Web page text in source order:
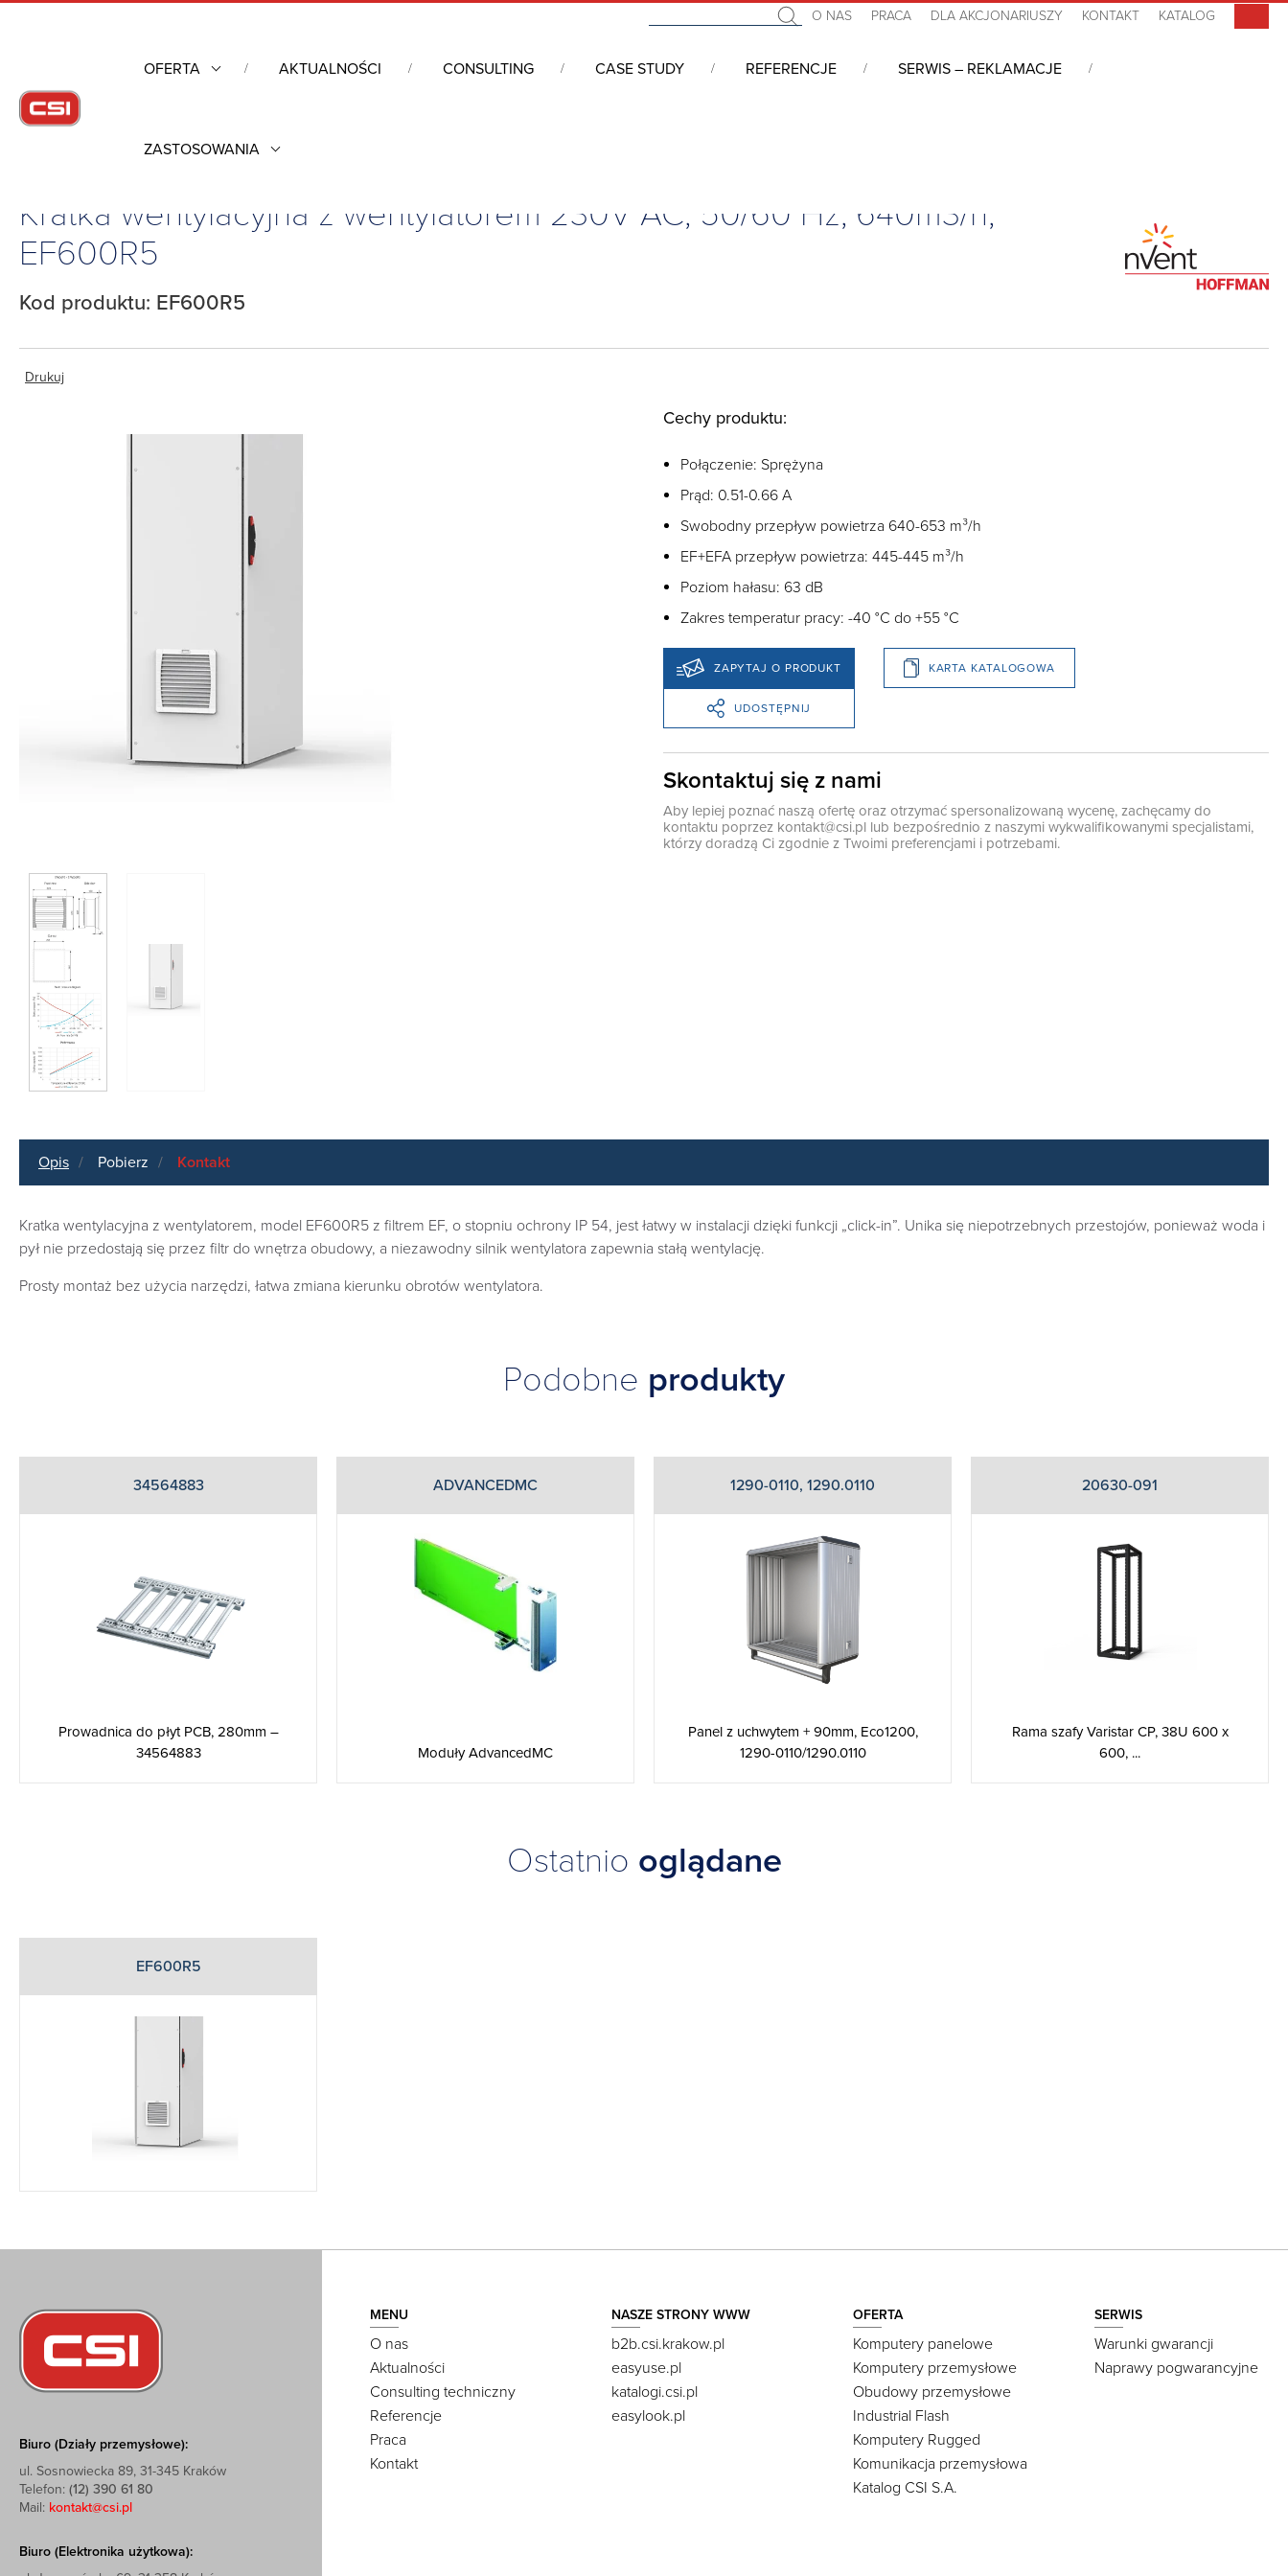
O NAS PRACA DLA AKCJONARIUSZY KONTAKT KATALOG
OFERTA AKTUALNOŚCI CONSULTING CASE STUDY REFERENCJE SERWIS – REKLAMACJE
ZASTOSOWANIA
Obudowy przemysłowe
Kratka wentylacyjna z wentylatorem 230V AC, 50/60 Hz, 640m3/h,
EF600R5
Kod produktu: EF600R5
Drukuj
Cechy produktu:
Połączenie: Sprężyna
Prąd: 0.51-0.66 A
Swobodny przepływ powietrza 640-653 m³/h
EF+EFA przepływ powietrza: 445-445 m³/h
Poziom hałasu: 63 dB
Zakres temperatur pracy: -40 °C do +55 °C
ZAPYTAJ O PRODUKT KARTA KATALOGOWA
UDOSTĘPNIJ
Skontaktuj się z nami
Aby lepiej poznać naszą ofertę oraz otrzymać spersonalizowaną wycenę, zachęcamy do
kontaktu poprzez kontakt@csi.pl lub bezpośrednio z naszymi wykwalifikowanymi specjalistami,
którzy doradzą Ci zgodnie z Twoimi preferencjami i potrzebami.
Opis Pobierz Kontakt
Kratka wentylacyjna z wentylatorem, model EF600R5 z filtrem EF, o stopniu ochrony IP 54, jest łatwy w instalacji dzięki funkcji „click-in”. Unika się niepotrzebnych przestojów, ponieważ woda i
pył nie przedostają się przez filtr do wnętrza obudowy, a niezawodny silnik wentylatora zapewnia stałą wentylację.
Prosty montaż bez użycia narzędzi, łatwa zmiana kierunku obrotów wentylatora.
Podobne produkty
34564883
Prowadnica do płyt PCB, 280mm –
34564883
ADVANCEDMC
Moduły AdvancedMC
1290-0110, 1290.0110
Panel z uchwytem + 90mm, Eco1200,
1290-0110/1290.0110
20630-091
Rama szafy Varistar CP, 38U 600 x
600, ...
Ostatnio oglądane
EF600R5
Biuro (Działy przemysłowe):
ul. Sosnowiecka 89, 31-345 Kraków
Telefon: (12) 390 61 80
Mail: kontakt@csi.pl
Biuro (Elektronika użytkowa):
MENU
O nas
Aktualności
Consulting techniczny
Referencje
Praca
Kontakt
NASZE STRONY WWW
b2b.csi.krakow.pl
easyuse.pl
katalogi.csi.pl
easylook.pl
OFERTA
Komputery panelowe
Komputery przemysłowe
Obudowy przemysłowe
Industrial Flash
Komputery Rugged
Komunikacja przemysłowa
Katalog CSI S.A.
SERWIS
Warunki gwarancji
Naprawy pogwarancyjne